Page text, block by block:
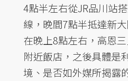
4點半左右從JR品川站
線，晚間7點半抵達新大
在晚上8點左右，高恩
附近飯店，之後具體是
境、是否如外媒所揭露